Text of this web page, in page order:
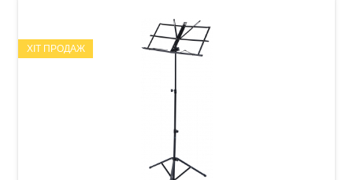
ХІТ ПРОДАЖ